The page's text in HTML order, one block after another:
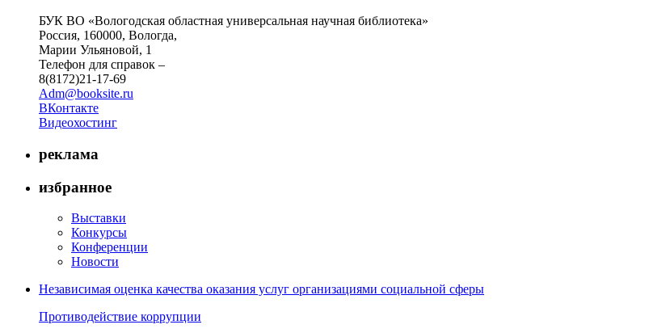
БУК ВО «Вологодская областная универсальная научная библиотека»
Россия, 160000, Вологда,
Марии Ульяновой, 1
Телефон для справок –
8(8172)21-17-69
Adm@booksite.ru
ВКонтакте
Видеохостинг
реклама
избранное
Выставки
Конкурсы
Конференции
Новости
Независимая оценка качества оказания услуг организациями социальной сферы
Противодействие коррупции